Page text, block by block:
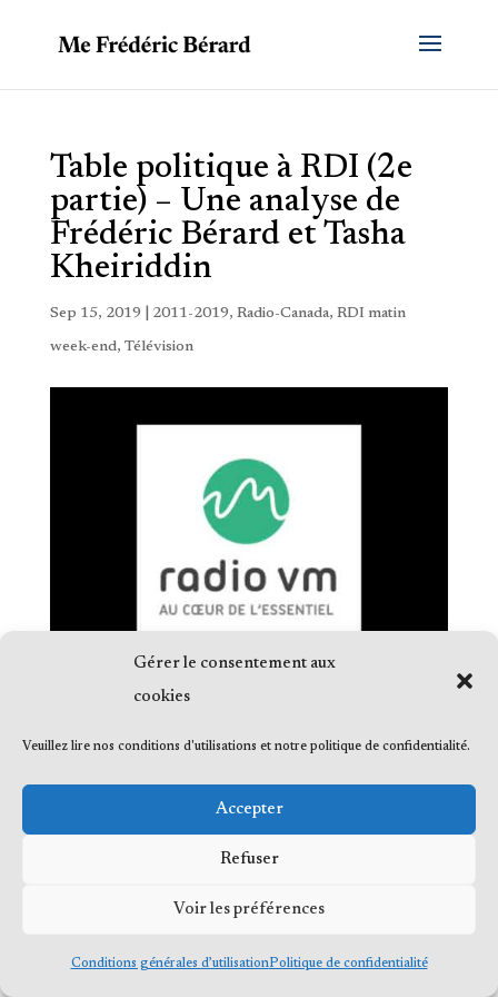
Gérer le consentement aux
cookies
Veuillez lire nos conditions d'utilisations et notre politique de confidentialité.
Accepter
Refuser
Voir les préférences
Conditions générales d’utilisationPolitique de confidentialité
Table politique à RDI (2e
partie) – Une analyse de
Frédéric Bérard et Tasha
Kheiriddin
Sep 15, 2019 2011-2019, Radio-Canada, RDI matin
week-end, Télévision
réservés